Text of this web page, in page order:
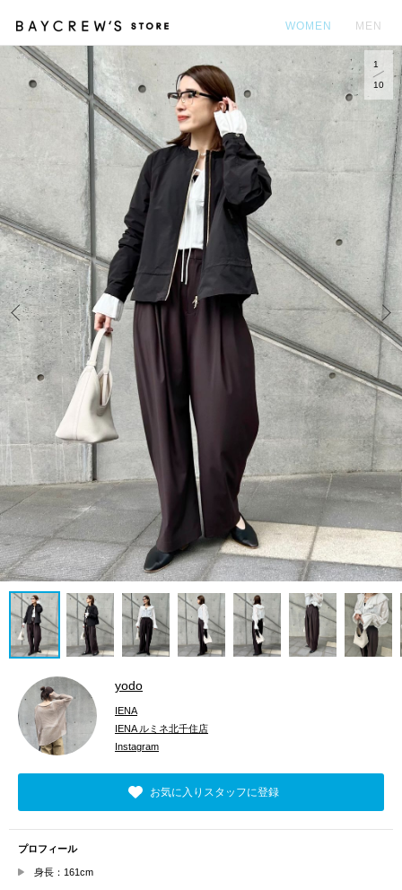
WOMEN MEN
Prev
1
10
yodo
IENA
IENA ルミネ北千住店
Instagram
お気に入りスタッフに登録
プロフィール
身長：161cm